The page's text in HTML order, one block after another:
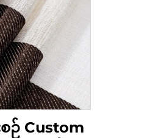
စဉ် Custom